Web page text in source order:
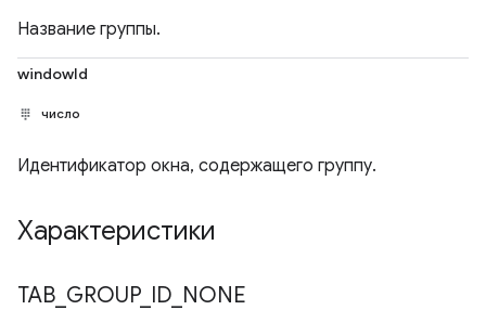
Название группы.
windowId
число
Идентификатор окна, содержащего группу.
Характеристики
TAB GROUP_ ID NONE